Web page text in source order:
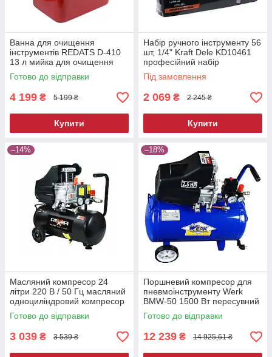
Ванна для очищення
інструментів REDATS D-410
13 л мийка для очищення
деталей мийна ванна для
майстерні
Готово до відправки
4 199 ₴ 5 199 ₴
Купити
Набір ручного інструменту 56
шт, 1/4" Kraft Dele KD10461
професійний набір
інструментів
Під замовлення
2 069 ₴ 2 245 ₴
Купити
–14%
Масляний компресор 24
літри 220 В / 50 Гц масляний
одноциліндровий компресор
Готово до відправки
3 039 ₴ 3 539 ₴
–18%
Поршневий компресор для
пневмоінструменту Werk
BMW-50 1500 Вт пересувний
електричний компресор для
фарбування
Готово до відправки
12 239 ₴ 14 925,61 ₴